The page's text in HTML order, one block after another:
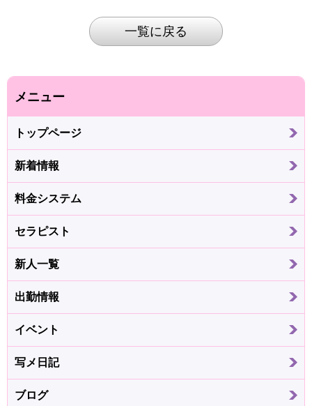
一覧に戻る
メニュー
トップページ
新着情報
料金システム
セラピスト
新人一覧
出勤情報
イベント
写メ日記
ブログ